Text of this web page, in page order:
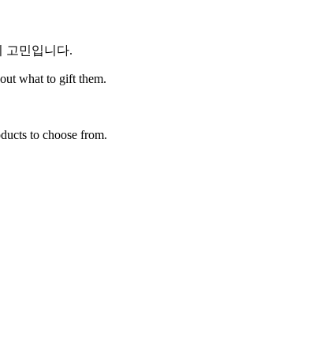
고민입니다.
what to gift them.
to choose from.